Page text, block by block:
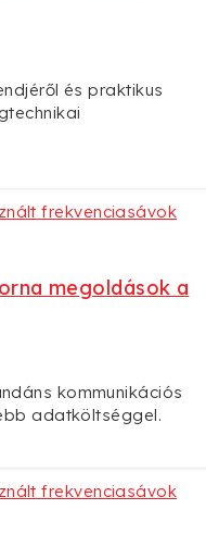
és praktikus
megoldások a
kommunikációs
adatköltséggel.